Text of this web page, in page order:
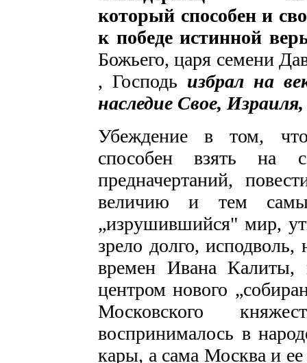
который способен и
к победе истинной
Божьего, царя семени
, Господь избрал на
наследие Свое,
Убеждение в том,
способен взять на
предначертаний,
величию и тем
„изрушившийся" мир,
зрело долго,
времен Ивана Калиты,
центром нового
Московского
воспринималось в
кары, а сама Москва и